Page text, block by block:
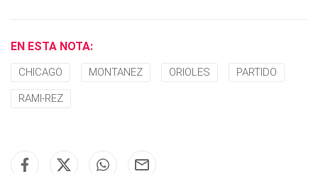
EN ESTA NOTA:
CHICAGO MONTANEZ ORIOLES PARTIDO
RAMI-REZ